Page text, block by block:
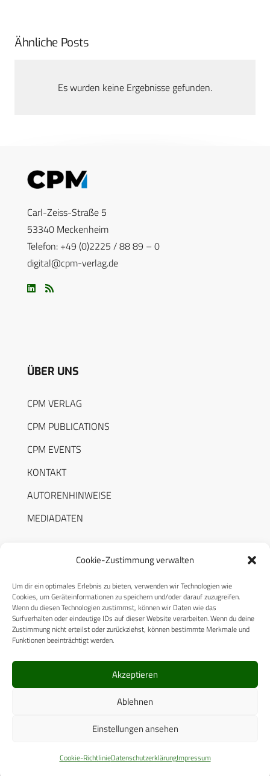
Cookie-Zustimmung verwalten
Um dir ein optimales Erlebnis zu bieten, verwenden wir Technologien wie
Cookies, um Geräteinformationen zu speichern und/oder darauf zuzugreifen.
Wenn du diesen Technologien zustimmst, können wir Daten wie das
Surfverhalten oder eindeutige IDs auf dieser Website verarbeiten. Wenn du deine
Zustimmung nicht erteilst oder zurückziehst, können bestimmte Merkmale und
Funktionen beeinträchtigt werden.
Akzeptieren
Ablehnen
Einstellungen ansehen
Cookie-RichtlinieDatenschutzerklärungImpressum
Ähnliche Posts
Es wurden keine Ergebnisse gefunden.
Carl-Zeiss-Straße 5
53340 Meckenheim
Telefon: +49 (0)2225 / 88 89 – 0
digital@cpm-verlag.de
ÜBER UNS
CPM VERLAG
CPM PUBLICATIONS
CPM EVENTS
KONTAKT
AUTORENHINWEISE
MEDIADATEN
RECHTLICHES
Datenschutzerklärung
Cookie-Richtlinie (EU)
© 2025 CPM GmbH – Alle Rechte vorbehalten